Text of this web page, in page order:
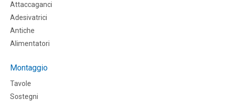
Attaccaganci
Adesivatrici
Antiche
Alimentatori
Montaggio
Tavole
Sostegni